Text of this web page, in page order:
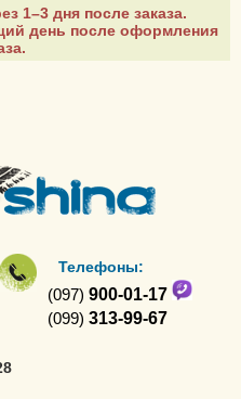
1–3 дня после заказа.
день после оформления
Телефоны:
(097) 900-01-17
(099) 313-99-67